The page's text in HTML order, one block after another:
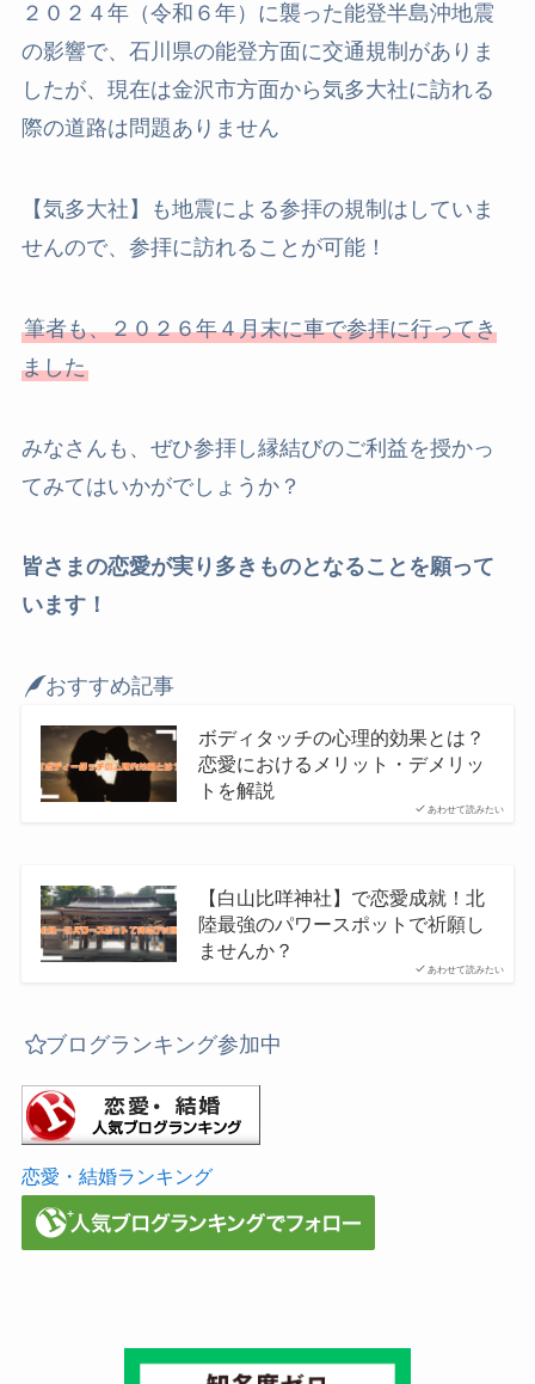
２０２４年（令和６年）に襲った能登半島沖地震
の影響で、石川県の能登方面に交通規制がありま
したが、現在は金沢市方面から気多大社に訪れる
際の道路は問題ありません
【気多大社】も地震による参拝の規制はしていま
せんので、参拝に訪れることが可能！
筆者も、２０２６年４月末に車で参拝に行ってき
ました
みなさんも、ぜひ参拝し縁結びのご利益を授かっ
てみてはいかがでしょうか？
皆さまの恋愛が実り多きものとなることを願って
います！
おすすめ記事
あわせて読みたい
ボディタッチの心理的効果とは？
恋愛におけるメリット・デメリッ
トを解説
あわせて読みたい
【白山比咩神社】で恋愛成就！北
陸最強のパワースポットで祈願し
ませんか？
ブログランキング参加中
恋愛・結婚ランキング